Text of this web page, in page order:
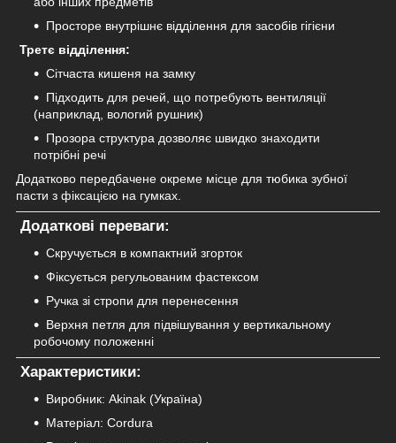
Просторе внутрішнє відділення для засобів гігієни
Третє відділення:
Сітчаста кишеня на замку
Підходить для речей, що потребують вентиляції
(наприклад, вологий рушник)
Прозора структура дозволяє швидко знаходити
потрібні речі
Додатково передбачене окреме місце для тюбика зубної
пасти з фіксацією на гумках.
Додаткові переваги:
Скручується в компактний згорток
Фіксується регульованим фастексом
Ручка зі стропи для перенесення
Верхня петля для підвішування у вертикальному
робочому положенні
Характеристики:
Виробник: Akinak (Україна)
Матеріал: Cordura